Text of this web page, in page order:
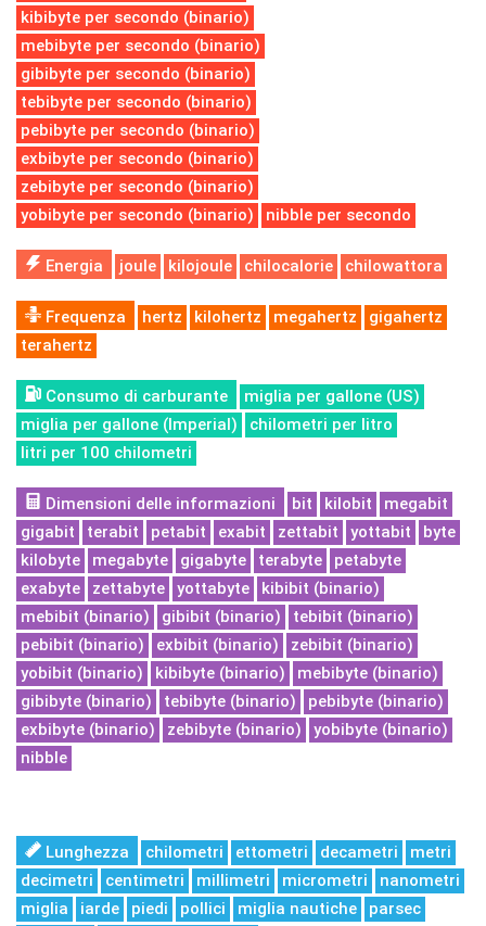
kibibyte per secondo (binario)
mebibyte per secondo (binario)
gibibyte per secondo (binario)
tebibyte per secondo (binario)
pebibyte per secondo (binario)
exbibyte per secondo (binario)
zebibyte per secondo (binario)
yobibyte per secondo (binario)
nibble per secondo
Energia joule kilojoule chilocalorie chilowattora
Frequenza hertz kilohertz megahertz
gigahertz
terahertz
Consumo di carburante
miglia per gallone (US)
miglia per gallone (Imperial)
chilometri per litro
litri per 100 chilometri
Dimensioni delle informazioni bit kilobit
megabit
gigabit
terabit petabit exabit zettabit yottabit
byte
kilobyte
megabyte gigabyte terabyte
petabyte
exabyte
zettabyte yottabyte
kibibit (binario)
mebibit (binario)
gibibit (binario)
tebibit (binario)
pebibit (binario)
exbibit (binario)
zebibit (binario)
yobibit (binario)
kibibyte (binario)
mebibyte (binario)
gibibyte (binario)
tebibyte (binario)
pebibyte (binario)
exbibyte (binario)
zebibyte (binario)
yobibyte (binario)
nibble
Lunghezza chilometri ettometri decametri
metri
decimetri
centimetri millimetri micrometri
nanometri
miglia
iarde piedi pollici miglia nautiche
parsec